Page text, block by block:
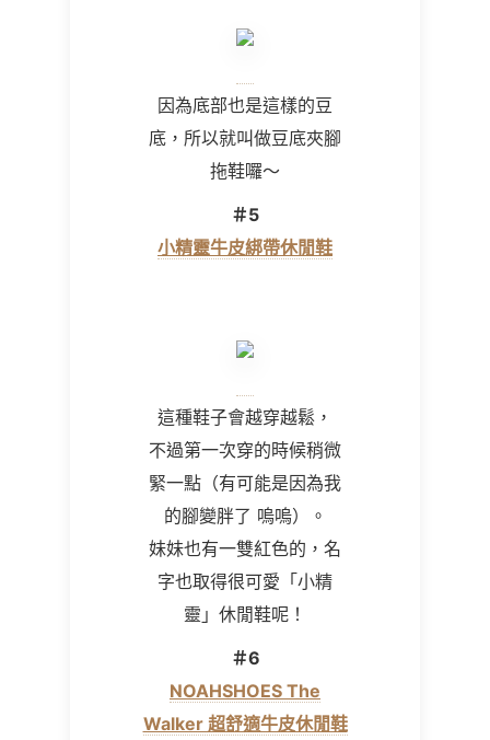
因為底部也是這樣的豆
底，所以就叫做豆底夾腳
拖鞋囉～
＃5
小精靈牛皮綁帶休閒鞋
這種鞋子會越穿越鬆，
不過第一次穿的時候稍微
緊一點（有可能是因為我
的腳變胖了 嗚嗚）。
妹妹也有一雙紅色的，名
字也取得很可愛「小精
靈」休閒鞋呢！
＃6
NOAHSHOES The
Walker 超舒適牛皮休閒鞋